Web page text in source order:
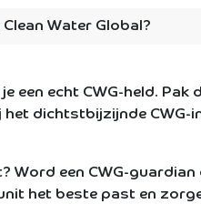
Water Global?
een echt CWG-held.
dichtstbijzijnde CWG-
Word een CWG-
het beste past en